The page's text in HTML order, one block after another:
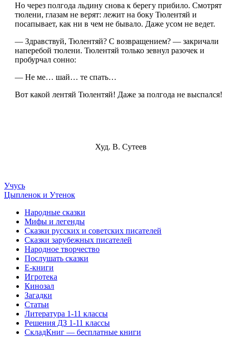
Но через полгода льдину снова к берегу прибило. Смотрят
тюлени, глазам не верят: лежит на боку Тюлентяй и
посапывает, как ни в чем не бывало. Даже усом не ведет.
— Здравствуй, Тюлентяй? С возвращением? — закричали
наперебой тюлени. Тюлентяй только зевнул разочек и
пробурчал сонно:
— Не ме… шай… те спать…
Вот какой лентяй Тюлентяй! Даже за полгода не выспался!
Худ. В. Сутеев
Учусь
Цыпленок и Утенок
Народные сказки
Мифы и легенды
Сказки русских и советских писателей
Сказки зарубежных писателей
Народное творчество
Послушать сказки
Е-книги
Игротека
Кинозал
Загадки
Статьи
Литература 1-11 классы
Решения ДЗ 1-11 классы
СкладКниг — бесплатные книги